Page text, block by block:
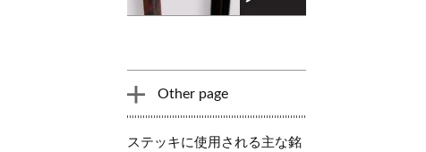
Other page
ステッキに使用される主な銘